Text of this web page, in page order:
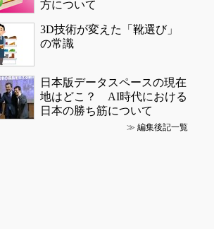
方について
3D技術が変えた「靴選び」
の常識
日本版データスペースの現在
地はどこ？ AI時代における
日本の勝ち筋について
≫ 編集後記一覧